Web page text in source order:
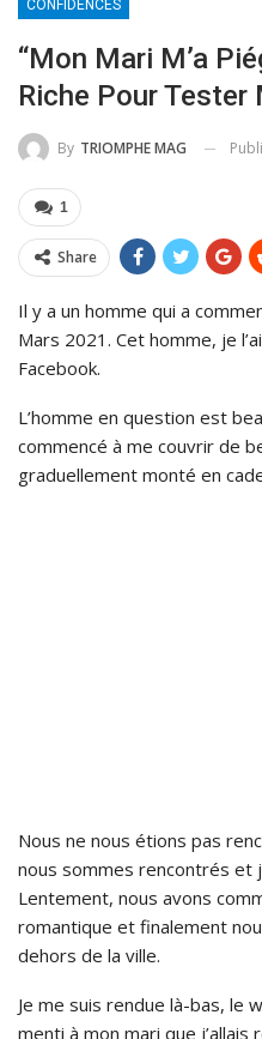
CONFIDENCES
“Mon Mari M’a
Riche Pour Tester
By TRIOMPHE MAG
1
Share
Il y a un homme qui a
Mars 2021. Cet homme, je
Facebook.
L’homme en question est
commencé à me couvrir de
graduellement monté en
Nous ne nous étions pas
nous sommes rencontrés et
Lentement, nous avons
romantique et finalement
dehors de la ville.
Je me suis rendue là-bas, le
menti à mon mari que